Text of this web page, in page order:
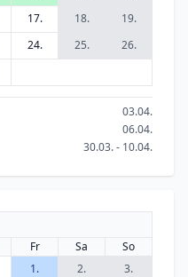
17. 18.
19.
24. 25.
26.
03.04.
06.04.
30.03. - 10.04.
Fr Sa
So
1.
2.
3.